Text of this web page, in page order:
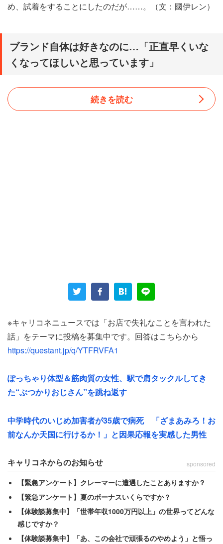
め、試着をすることにしたのだが……。（文：國伊レン）
ブランド自体は好きなのに…「正直早くいな
くなってほしいと思っています」
と、衝撃的な事を口走ったのである。
言われました。そんな失礼なことを言う店員さんがいると
思わなかったので、聞き間違いかと思いましたが、確かに
冗談のつもりなのかもしれないが、面白くも何ともない失
長」と書かれたバッジがつけられていたことである。
「結局違う服を買ってしまったのですが、お会計の時もそ
の店員さんがカード払いの操作を間違え、決済やり直しに
なったにも関わらず『あははーもう一度カードいいです
か』と笑うだけでひと言も謝らず」
続きを読む
※キャリコネニュースでは「お店で失礼なことを言われた
話」をテーマに投稿を募集中です。回答はこちらから
https://questant.jp/q/YTFRVFA1
ぽっちゃり体型＆筋肉質の女性、駅で肩タックルしてき
た“ぶつかりおじさん”を跳ね返す
中学時代のいじめ加害者が35歳で病死 「ざまあみろ！お
前なんか天国に行けるか！」と因果応報を実感した男性
キャリコネからのお知らせ sponsored
【緊急アンケート】クレーマーに遭遇したことありますか？
【緊急アンケート】夏のボーナスいくらですか？
【体験談募集中】「世帯年収1000万円以上」の世界ってどんな
感じですか？
【体験談募集中】「あ、この会社で頑張るのやめよう」と悟っ